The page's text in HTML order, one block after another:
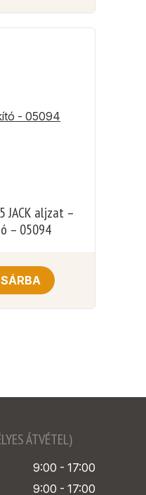
JACK aljzat –
– 05094
ÁTVÉTEL)
9:00 - 17:00
9:00 - 17:00